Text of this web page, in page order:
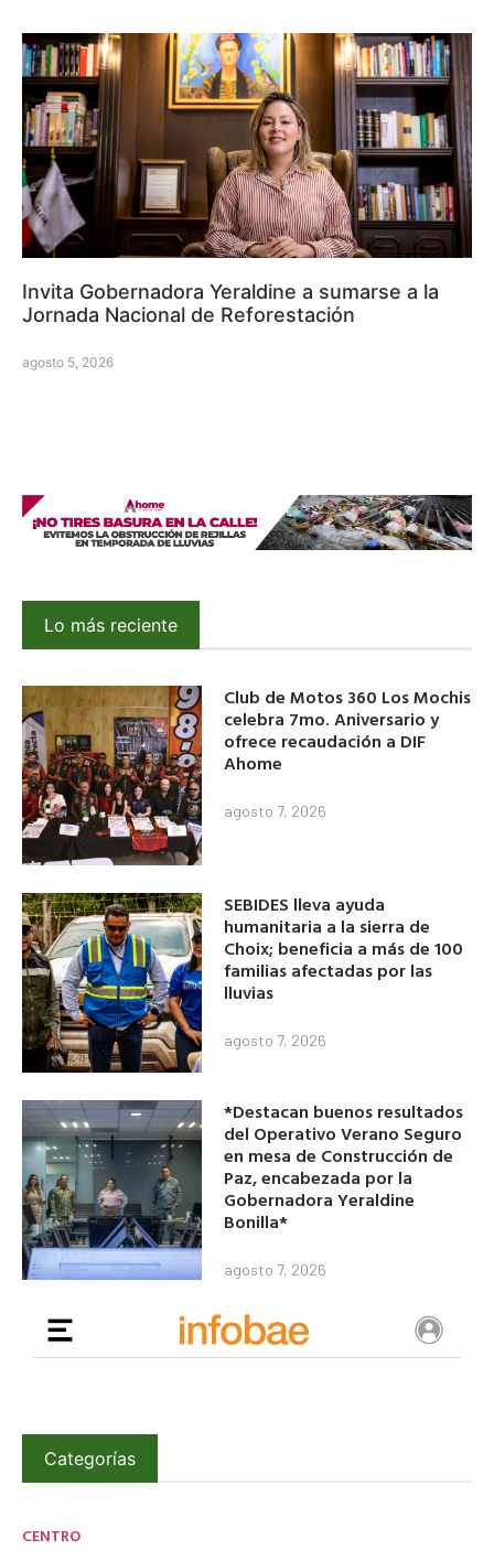
Invita Gobernadora Yeraldine a sumarse a la
Jornada Nacional de Reforestación
agosto 5, 2026
Lo más reciente
Club de Motos 360 Los Mochis
celebra 7mo. Aniversario y
ofrece recaudación a DIF
Ahome
agosto 7, 2026
SEBIDES lleva ayuda
humanitaria a la sierra de
Choix; beneficia a más de 100
familias afectadas por las
lluvias
agosto 7, 2026
*Destacan buenos resultados
del Operativo Verano Seguro
en mesa de Construcción de
Paz, encabezada por la
Gobernadora Yeraldine
Bonilla*
agosto 7, 2026
Categorías
CENTRO